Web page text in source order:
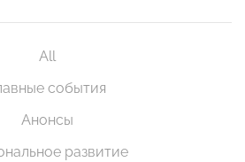
All
события
Анонсы
развитие